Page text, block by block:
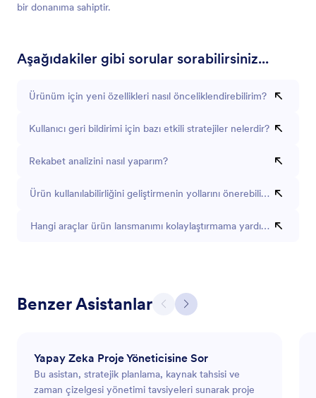
bir donanıma sahiptir.
Aşağıdakiler gibi sorular sorabilirsiniz...
Ürünüm için yeni özellikleri nasıl önceliklendirebilirim?
Kullanıcı geri bildirimi için bazı etkili stratejiler nelerdir?
Rekabet analizini nasıl yaparım?
Ürün kullanılabilirliğini geliştirmenin yollarını önerebilir misin?
Hangi araçlar ürün lansmanımı kolaylaştırmama yardım edebilir?
Benzer Asistanlar
Yapay Zeka Proje Yöneticisine Sor
Bu asistan, stratejik planlama, kaynak tahsisi ve
zaman çizelgesi yönetimi tavsiyeleri sunarak proje